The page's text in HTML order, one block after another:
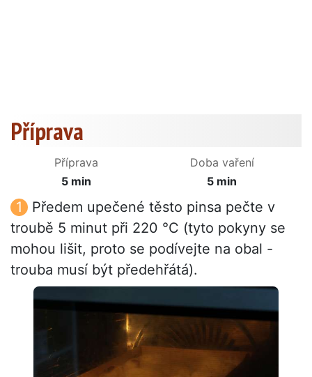
Příprava
Příprava
5 min
Doba vaření
5 min
Předem upečené těsto pinsa pečte v
troubě 5 minut při 220 °C (tyto pokyny se
mohou lišit, proto se podívejte na obal -
trouba musí být předehřátá).